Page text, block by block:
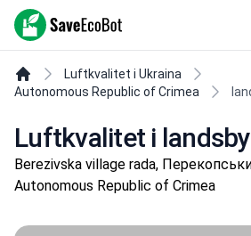
SaveEcoBot
Luftkvalitet i Ukraina
Autonomous Republic of Crimea
Luftkvalitet i
Berezivska village rada,
Autonomous Republic of Crimea